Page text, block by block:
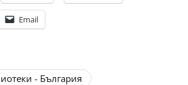
Email
- България